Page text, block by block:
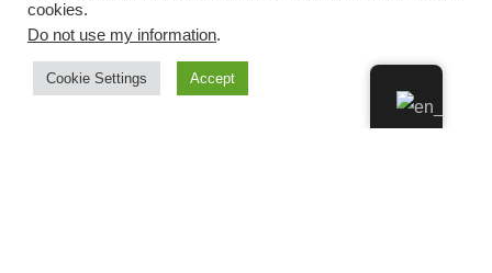
cookies.
Do not use my information.
Cookie Settings Accept